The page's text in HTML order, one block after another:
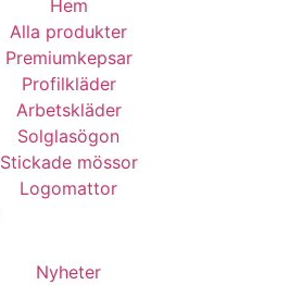
Hem
Alla produkter
Premiumkepsar
Profilkläder
Arbetskläder
Solglasögon
Stickade mössor
Logomattor
Nyheter